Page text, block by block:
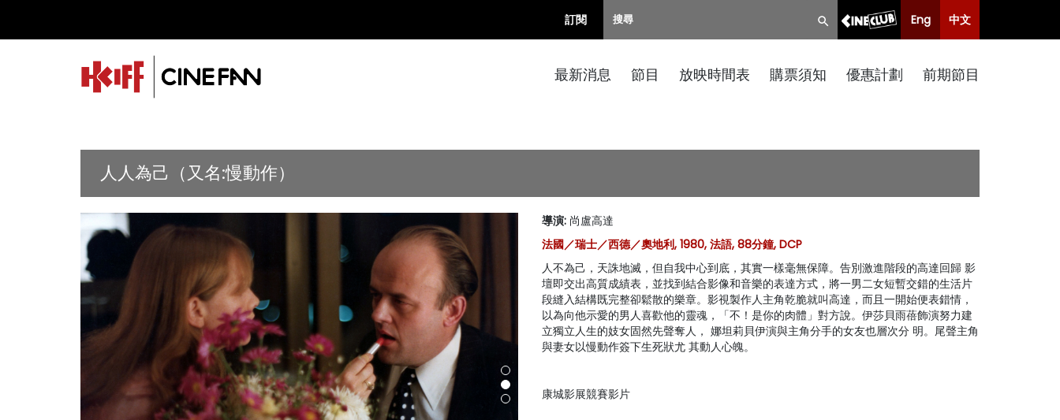
訂閱 Eng 中文
最新消息 節目 放映時間表 購票須知 優惠計劃 前期節目
人人為己（又名:慢動作）
導演: 尚盧高達
法國／瑞士／西德／奧地利, 1980, 法語, 88分鐘, DCP
人不為己，天誅地滅，但自我中心到底，其實一樣毫無保障。告別激進階段的高達回歸 影
壇即交出高質成績表，並找到結合影像和音樂的表達方式，將一男二女短暫交錯的生活片
段縫入結構既完整卻鬆散的樂章。影視製作人主角乾脆就叫高達，而且一開始便表錯情，
以為向他示愛的男人喜歡他的靈魂，「不！是你的肉體」對方說。伊莎貝雨蓓飾演努力建
立獨立人生的妓女固然先聲奪人， 娜坦莉貝伊演與主角分手的女友也層次分 明。尾聲主角
與妻女以慢動作簽下生死狀尤 其動人心魄。
康城影展競賽影片